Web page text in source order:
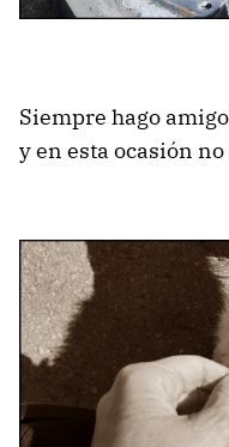
Siempre hago
y en esta ocasión